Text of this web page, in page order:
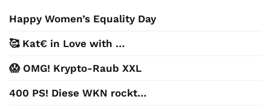
Happy Women’s Equality Day
🥰 Kat€ in Love with …
😱 OMG! Krypto-Raub XXL
400 PS! Diese WKN rockt…